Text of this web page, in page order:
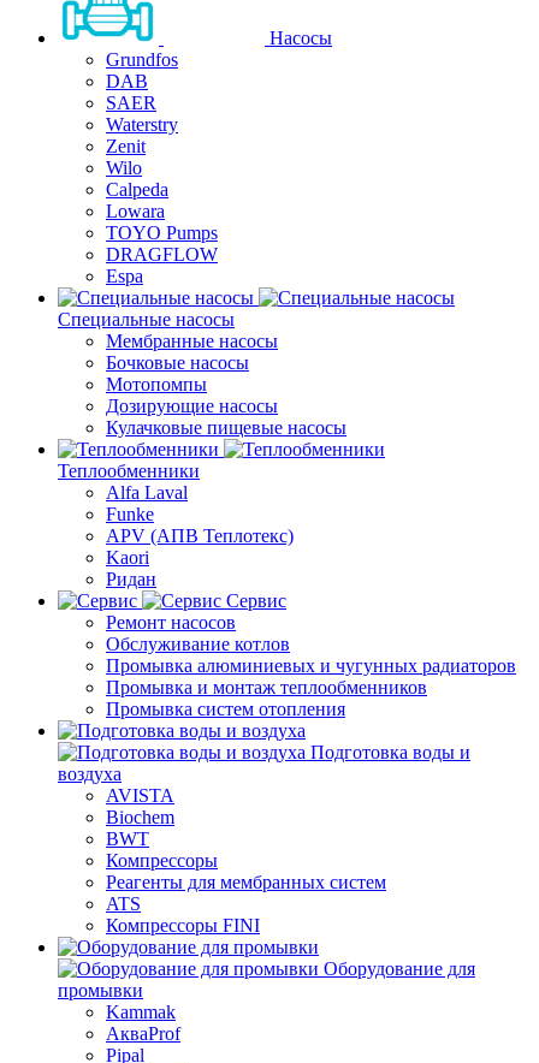
Насосы
Grundfos
DAB
SAER
Waterstry
Zenit
Wilo
Calpeda
Lowara
TOYO Pumps
DRAGFLOW
Espa
Специальные насосы
Мембранные насосы
Бочковые насосы
Мотопомпы
Дозирующие насосы
Кулачковые пищевые насосы
Теплообменники
Alfa Laval
Funke
APV (АПВ Теплотекс)
Kaori
Ридан
Сервис
Ремонт насосов
Обслуживание котлов
Промывка алюминиевых и чугунных радиаторов
Промывка и монтаж теплообменников
Промывка систем отопления
Подготовка воды и
воздуха
AVISTA
Biochem
BWT
Компрессоры
Реагенты для мембранных систем
ATS
Компрессоры FINI
Оборудование для
промывки
Kammak
АкваProf
Pipal